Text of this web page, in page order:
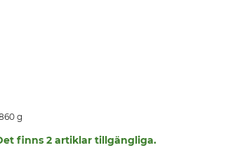
g
finns 2 artiklar tillgängliga.